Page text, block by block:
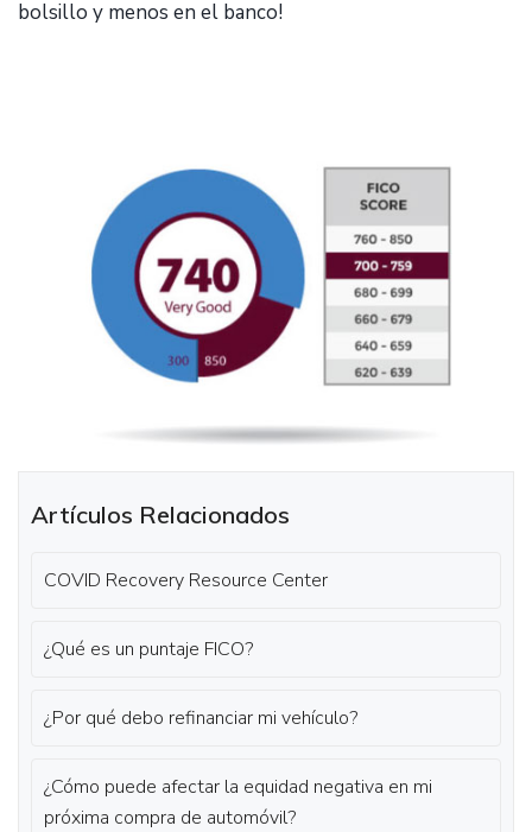
bolsillo y menos en el banco!
Artículos Relacionados
COVID Recovery Resource Center
¿Qué es un puntaje FICO?
¿Por qué debo refinanciar mi vehículo?
¿Cómo puede afectar la equidad negativa en mi
próxima compra de automóvil?